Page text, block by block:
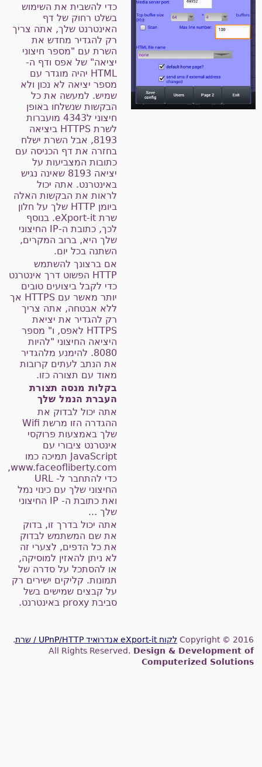
כדי להשבית את השימוש
בשלט רחוק של דף
האינטרנט שלך, אתה צריך
רק להגדיר מחדש את
השרת עם "מספר חיצוני
יציאה" של אפס ודף ה-
HTML יהיה מוגדר עם
מספר יציאה לא נכון ולא
שמיש. למעשה את כל
הבקשות שנשלחו באופן
חיצוני ל4343 מועברות
לשרת HTTPS ביציאה
8193, אבל השרת ישלח
בחזרה את דף הכניסה עם
כתובות המצביעות על
יציאה 8193 שאינה נגיש
באינטרנט. אתה יכול
לראות את הבקשות האלה
ביומן HTTP שלך על חלון
שרת eXport-it. בנוסף
לכך, כתובת ה-IP החיצוני
שלך היא, ברוב המקרים,
השתנה בכל יום.
אם ברצונך להשתמש
HTTP הפשוט דרך אינטרנט
כדי לקבל ביצועים טובים
יותר מאשר עם HTTPS אך
ללא אבטחה, אתה צריך
רק להגדיר את יציאת
HTTPS לאפס, ו" מספר
היציאה החיצוני "להיות
8080. להימנע מלהגדיר
את הנתב לעתים קרובות
מאוד עם תצורה כזו.
בקלות מנסה תצורת
העברת הנמל שלך
אתה יכול לבדוק את
ההגדרה הזו מרשת Wifi
שלך באמצעות פרוקסי
אינטרנט ציבורי עם
JavaScript תמיכה כמו
www.faceofliberty.com,
כדי להתחבר ל- URL
החיצוני שלך עם כינוי נמל
ואת כתובת ה- IP החיצוני
שלך ...
אתה יכול בדרך זו, בדוק
את שם המשתמש לבדוק
את כל הדפים, לצערי זה
לא ניתן להאזין למוסיקה,
או להסתכל על סדרה של
תמונות. קליקים ישירים רק
על קבצים שמישים בשל
סביבת proxy באינטרנט.
Copyright © לקוח eXport-it אנדרואיד UPnP/HTTP / שרת
.
All Rights Reserved. Design & Development
Computerized